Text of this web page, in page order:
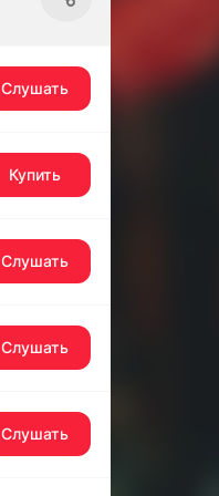
Слушать
Купить
Слушать
Слушать
Слушать